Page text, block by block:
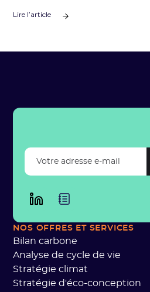
Lire l’article
NOS OFFRES ET SERVICES
Bilan carbone
Analyse de cycle de vie
Stratégie climat
Stratégie d'éco-conception